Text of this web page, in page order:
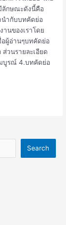
ลักษณะดังนี้คือ
นำกับบทคัดย่อ
นของเราโดย
อผู้อ่านๆบทคัดย่อ
วนรายละเอียด
บูรณ์ 4.บทคัดย่อ
Search